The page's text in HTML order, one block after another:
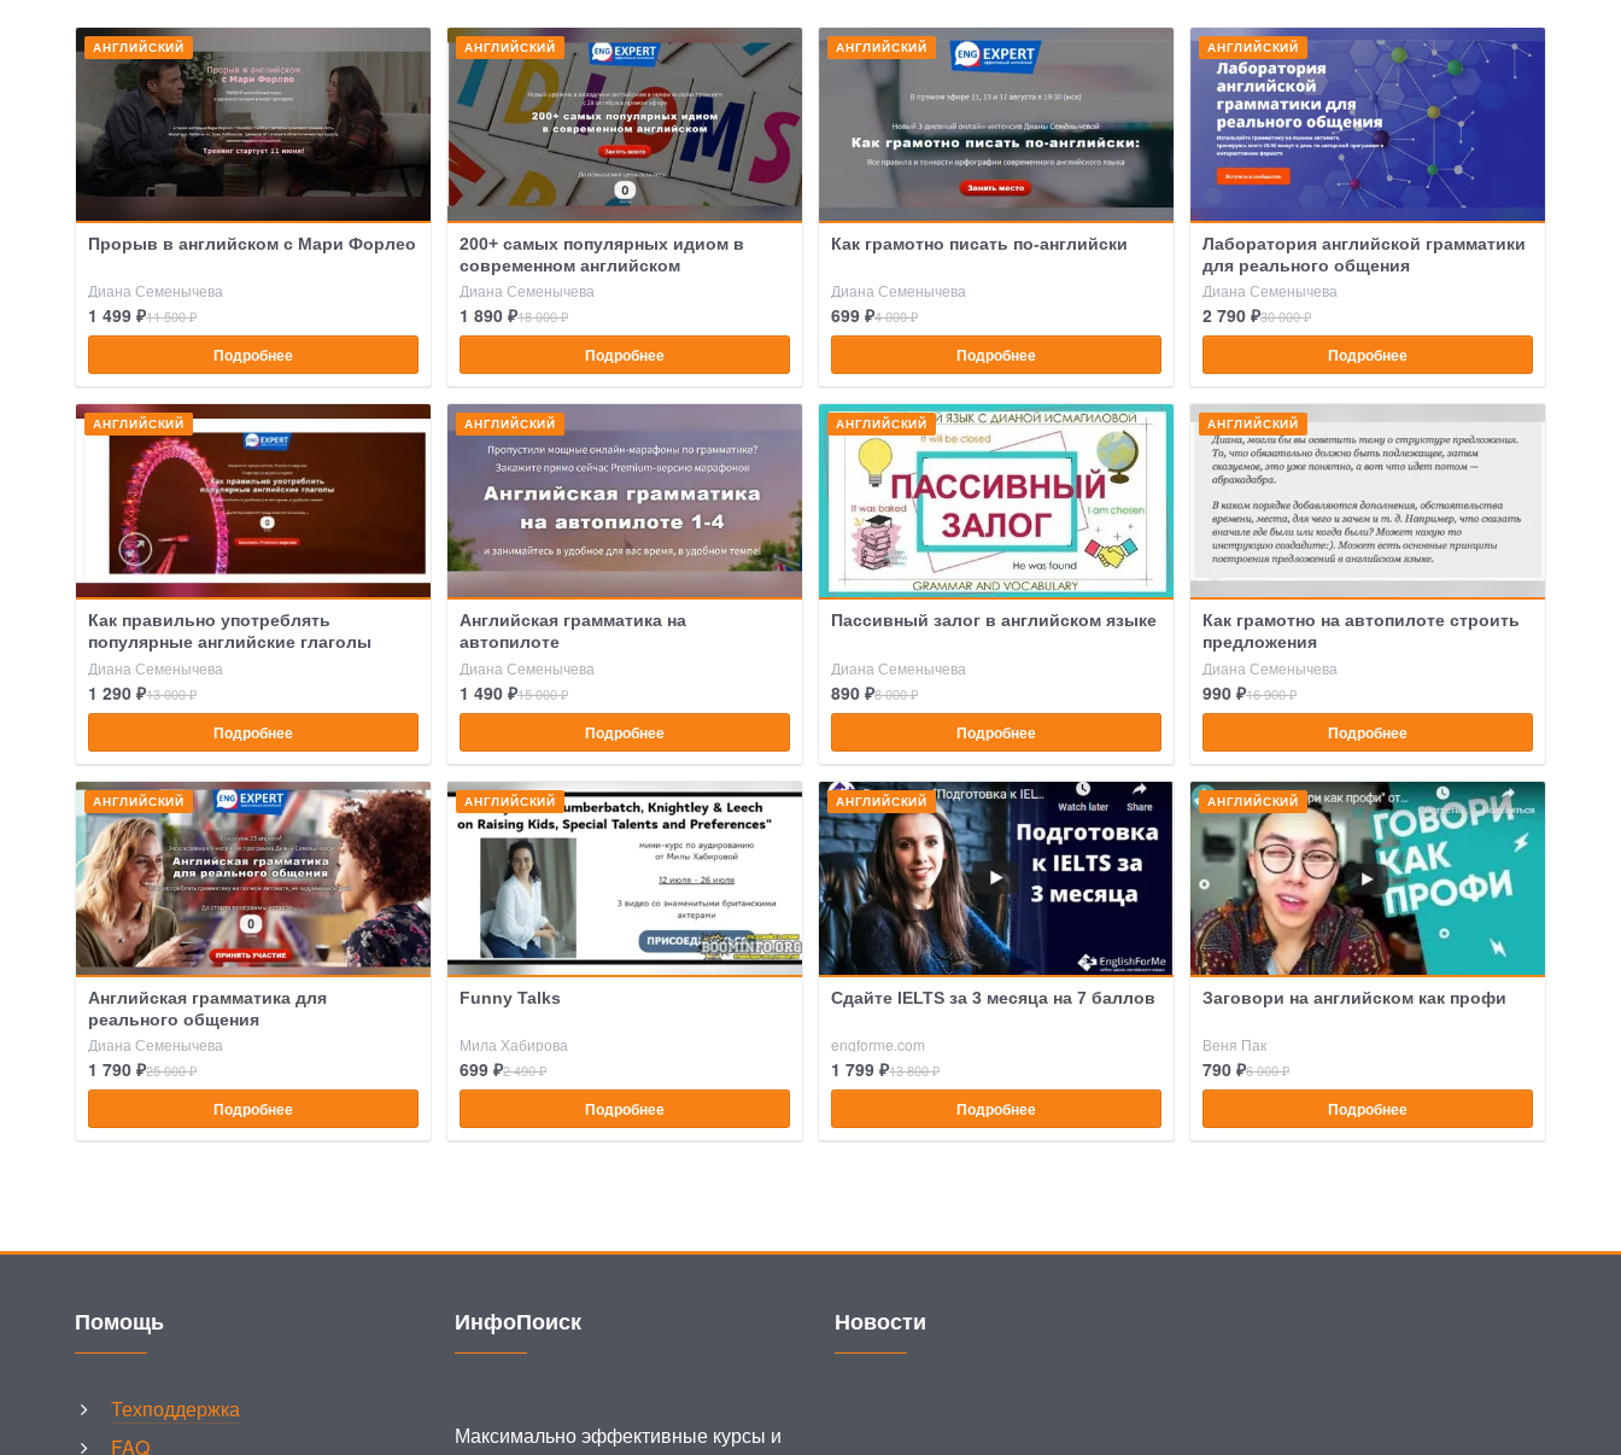
АНГЛИЙСКИЙ
Прорыв в английском с Мари Форлео
Диана Семенычева
1 499 ₽11 500 ₽
Подробнее
АНГЛИЙСКИЙ
200+ самых популярных идиом в
современном английском
Диана Семенычева
1 890 ₽18 000 ₽
Подробнее
АНГЛИЙСКИЙ
Как грамотно писать по-английски
Диана Семенычева
699 ₽4 000 ₽
Подробнее
АНГЛИЙСКИЙ
Лаборатория английской грамматики
для реального общения
Диана Семенычева
2 790 ₽30 000 ₽
Подробнее
АНГЛИЙСКИЙ
Как правильно употреблять
популярные английские глаголы
Диана Семенычева
1 290 ₽13 000 ₽
Подробнее
АНГЛИЙСКИЙ
Английская грамматика на
автопилоте
Диана Семенычева
1 490 ₽15 000 ₽
Подробнее
АНГЛИЙСКИЙ
Пассивный залог в английском языке
Диана Семенычева
890 ₽8 000 ₽
Подробнее
АНГЛИЙСКИЙ
Как грамотно на автопилоте строить
предложения
Диана Семенычева
990 ₽16 900 ₽
Подробнее
АНГЛИЙСКИЙ
Английская грамматика для
реального общения
Диана Семенычева
1 790 ₽25 000 ₽
Подробнее
АНГЛИЙСКИЙ
Funny Talks
Мила Хабирова
699 ₽2 490 ₽
Подробнее
АНГЛИЙСКИЙ
Сдайте IELTS за 3 месяца на 7 баллов
engforme.com
1 799 ₽13 800 ₽
Подробнее
АНГЛИЙСКИЙ
Заговори на английском как профи
Веня Пак
790 ₽6 000 ₽
Подробнее
Помощь
Техподдержка
FAQ
ИнфоПоиск
Максимально эффективные курсы и
Новости